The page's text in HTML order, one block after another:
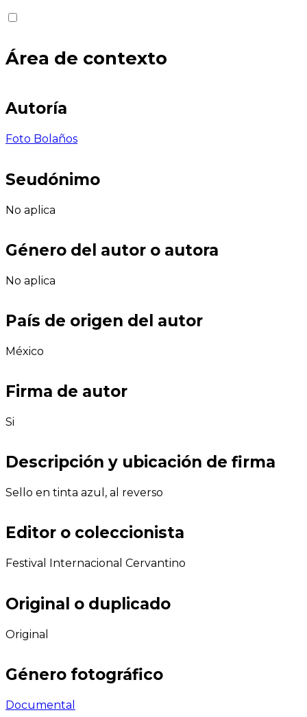
Área de contexto
Autoría
Foto Bolaños
Seudónimo
No aplica
Género del autor o autora
No aplica
País de origen del autor
México
Firma de autor
Si
Descripción y ubicación de firma
Sello en tinta azul, al reverso
Editor o coleccionista
Festival Internacional Cervantino
Original o duplicado
Original
Género fotográfico
Documental